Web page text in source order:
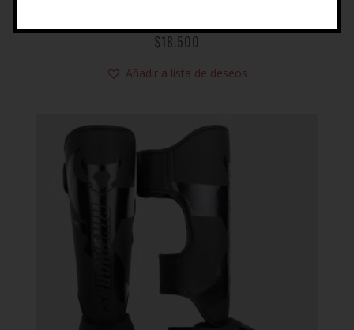
$18.500
Añadir a lista de deseos